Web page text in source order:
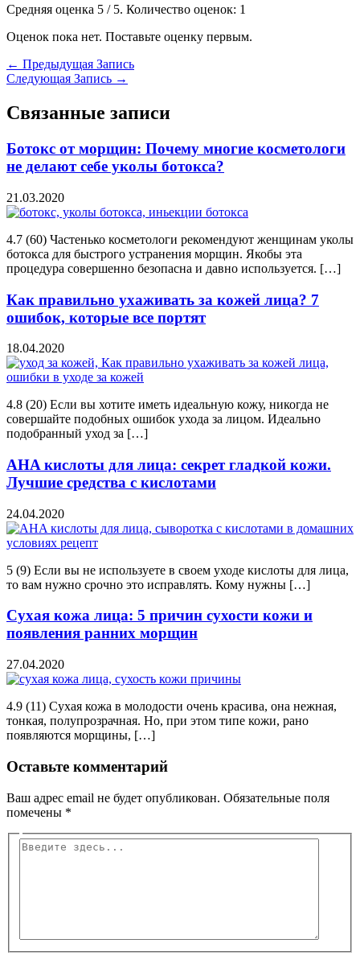
Средняя оценка 5 / 5. Количество оценок: 1
Оценок пока нет. Поставьте оценку первым.
← Предыдущая Запись
Следующая Запись →
Связанные записи
Ботокс от морщин: Почему многие косметологи
не делают себе уколы ботокса?
21.03.2020
4.7 (60) Частенько косметологи рекомендуют женщинам уколы
ботокса для быстрого устранения морщин. Якобы эта
процедура совершенно безопасна и давно используется. […]
Как правильно ухаживать за кожей лица? 7
ошибок, которые все портят
18.04.2020
4.8 (20) Если вы хотите иметь идеальную кожу, никогда не
совершайте подобных ошибок ухода за лицом. Идеально
подобранный уход за […]
AHA кислоты для лица: секрет гладкой кожи.
Лучшие средства с кислотами
24.04.2020
5 (9) Если вы не используете в своем уходе кислоты для лица,
то вам нужно срочно это исправлять. Кому нужны […]
Сухая кожа лица: 5 причин сухости кожи и
появления ранних морщин
27.04.2020
4.9 (11) Сухая кожа в молодости очень красива, она нежная,
тонкая, полупрозрачная. Но, при этом типе кожи, рано
появляются морщины, […]
Оставьте комментарий
Ваш адрес email не будет опубликован. Обязательные поля
помечены *
Введите